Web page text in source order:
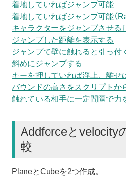
着地していればジャンプ可能
着地していればジャンプ可能（
キャラクターをジャンプさせる
ジャンプした距離を表示する
ジャンプで壁に触れると引っ付く
斜めにジャンプする
キーを押していれば浮上、離せ
バウンドの高さをスクリプトか
触れている相手に一定間隔で力
Addforceとvelocity
較
PlaneとCubeを2つ作成。